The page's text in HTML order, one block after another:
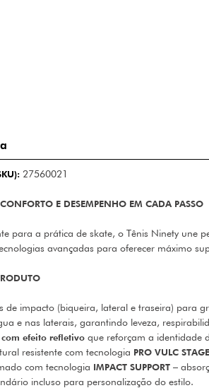
27560021
E DESEMPENHO EM CADA PASSO
para a prática de skate, o Tênis Ninety
avançadas para oferecer máximo
de impacto (biqueira, lateral e traseira) para
e nas laterais, garantindo leveza,
efeito refletivo que reforçam a identidade
resistente com tecnologia PRO VULC
com tecnologia IMPACT SUPPORT –
incluso para personalização do estilo.